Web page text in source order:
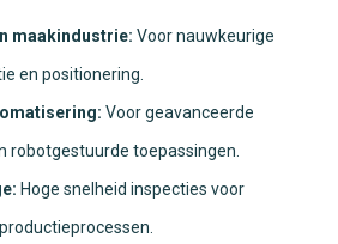
maakindustrie: Voor nauwkeurige
en positionering.
Voor geavanceerde
robotgestuurde toepassingen.
Hoge snelheid inspecties voor